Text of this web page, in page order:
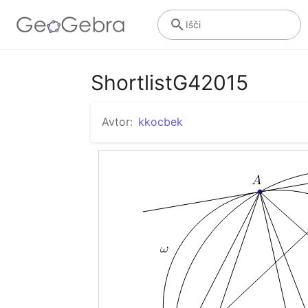
Išči
ShortlistG42015
Avtor: kkocbek